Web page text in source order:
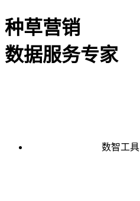
种草营销
数据服务专家
数智工具